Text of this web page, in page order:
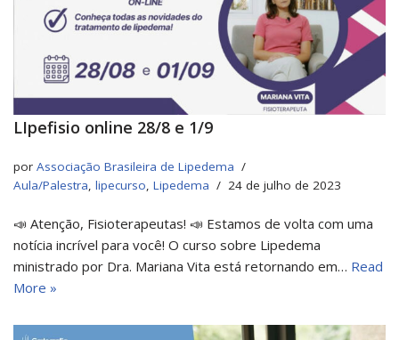
LIpefisio online 28/8 e 1/9
por Associação Brasileira de Lipedema
Aula/Palestra, lipecurso, Lipedema 24 de julho de 2023
📣 Atenção, Fisioterapeutas! 📣 Estamos de volta com uma
notícia incrível para você! O curso sobre Lipedema
ministrado por Dra. Mariana Vita está retornando em… Read
More »